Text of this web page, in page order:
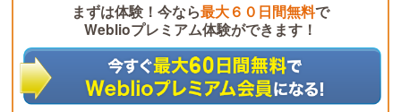
まずは体験！今なら最大６０日間無料で
Weblioプレミアム体験ができます！